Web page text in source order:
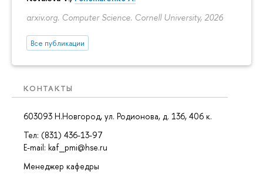
arxiv.org. Computer Science. Cornell University, 2026
Все публикации
КОНТАКТЫ
603093 Н.Новгород, ул. Родионова, д. 136, 406 к.
Тел: (831) 436-13-97
E-mail: kaf_pmi@hse.ru
Менеджер кафедры